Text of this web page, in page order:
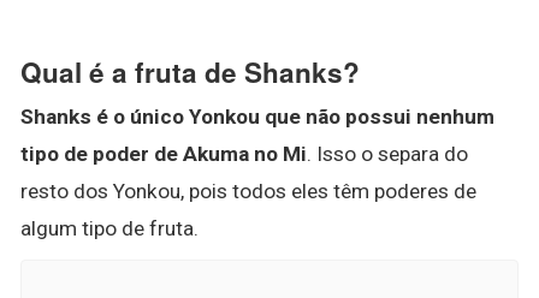
Qual é a fruta de Shanks?
Shanks é o único Yonkou que não possui nenhum
tipo de poder de Akuma no Mi. Isso o separa do
resto dos Yonkou, pois todos eles têm poderes de
algum tipo de fruta.